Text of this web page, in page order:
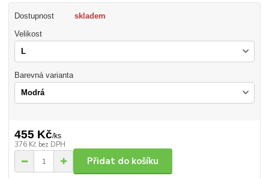
Dostupnost skladem
Velikost
Barevná varianta
455 Kč/ks
376 Kč bez DPH
Přidat do košíku